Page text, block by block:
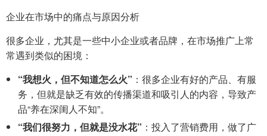
企业在市场中的痛点与原因分析
很多企业，尤其是一些中小企业或者品牌，在市场推广上常
常遇到类似的困境：
“我想火，但不知道怎么火” ：很多企业有好的产品、有服
务，但就是缺乏有效的传播渠道和吸引人的内容，导致产
品“养在深闺人不知”。
“我们很努力，但就是没水花” ：投入了营销费用，做了广